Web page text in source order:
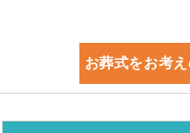
お葬式をお考